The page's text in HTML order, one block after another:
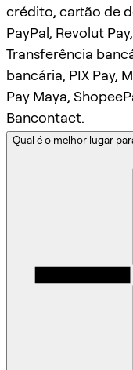
crédito, cartão de
PayPal, Revolut
Transferência
bancária, PIX Pay,
Pay Maya,
Bancontact.
Qual é o melhor lugar